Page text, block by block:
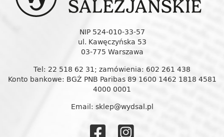
NIP 524-010-33-57
ul. Kawęczyńska 53
03-775 Warszawa
Tel: 22 518 62 31; zamówienia: 602 261 438
Konto bankowe: BGŻ PNB Paribas 89 1600 1462 1818 4581
4000 0001
Email: sklep@wydsal.pl